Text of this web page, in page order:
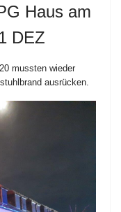
Haus am
DEZ
mussten wieder
ausrücken.